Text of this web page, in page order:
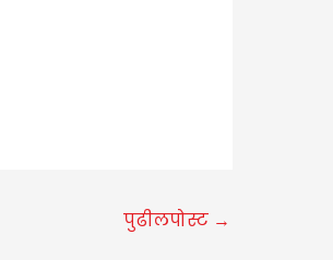
पुढीलपोस्ट →